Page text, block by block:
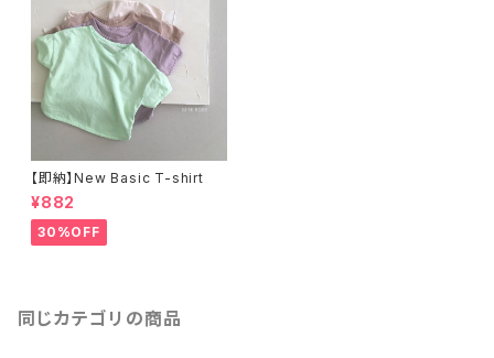
【即納】New Basic T-shirt
¥882
30%OFF
同じカテゴリの商品